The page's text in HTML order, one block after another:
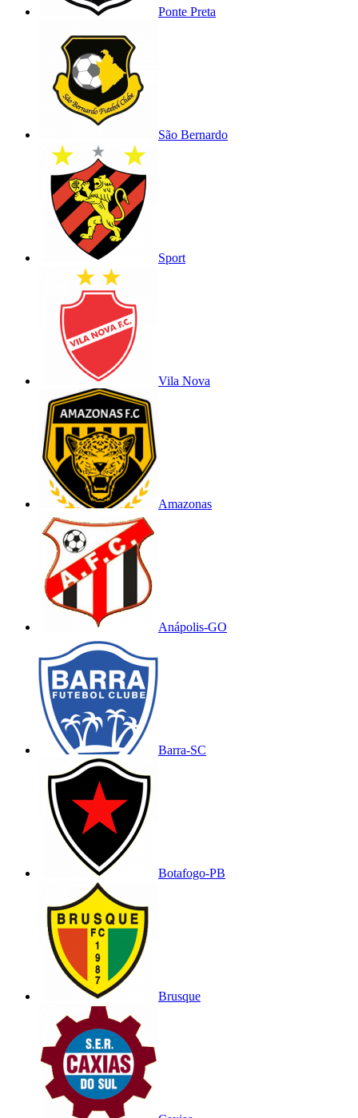
Ponte Preta
São Bernardo
Sport
Vila Nova
Amazonas
Anápolis-GO
Barra-SC
Botafogo-PB
Brusque